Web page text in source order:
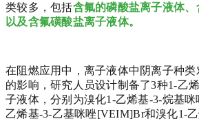
类较多，包括含氟的磷酸盐离子液体
以及含氟磺酸盐离子液体。
在阻燃应用中，离子液体中阴离子种
的影响，研究人员设计制备了3种1-乙
子液体，分别为溴化1-乙烯基-3-烷基
乙烯基-3-乙基咪唑[VEIM]Br和溴化1-